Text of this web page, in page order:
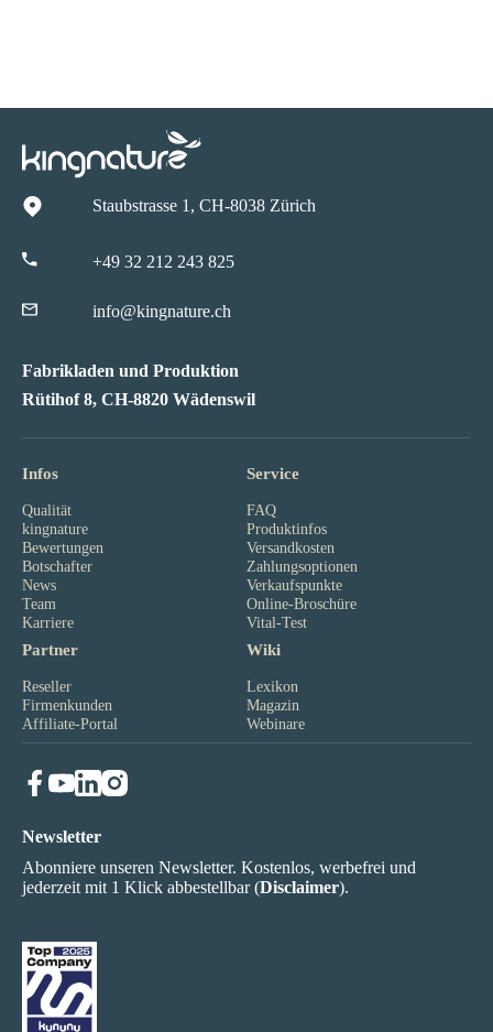
Staubstrasse 1, CH-8038 Zürich
+49 32 212 243 825
info@kingnature.ch
Fabrikladen und Produktion
Rütihof 8, CH-8820 Wädenswil
Infos
Qualität
kingnature
Bewertungen
Botschafter
News
Team
Karriere
Service
FAQ
Produktinfos
Versandkosten
Zahlungsoptionen
Verkaufspunkte
Online-Broschüre
Vital-Test
Partner
Reseller
Firmenkunden
Affiliate-Portal
Wiki
Lexikon
Magazin
Webinare
Newsletter
Abonniere unseren Newsletter. Kostenlos, werbefrei und
jederzeit mit 1 Klick abbestellbar (Disclaimer).